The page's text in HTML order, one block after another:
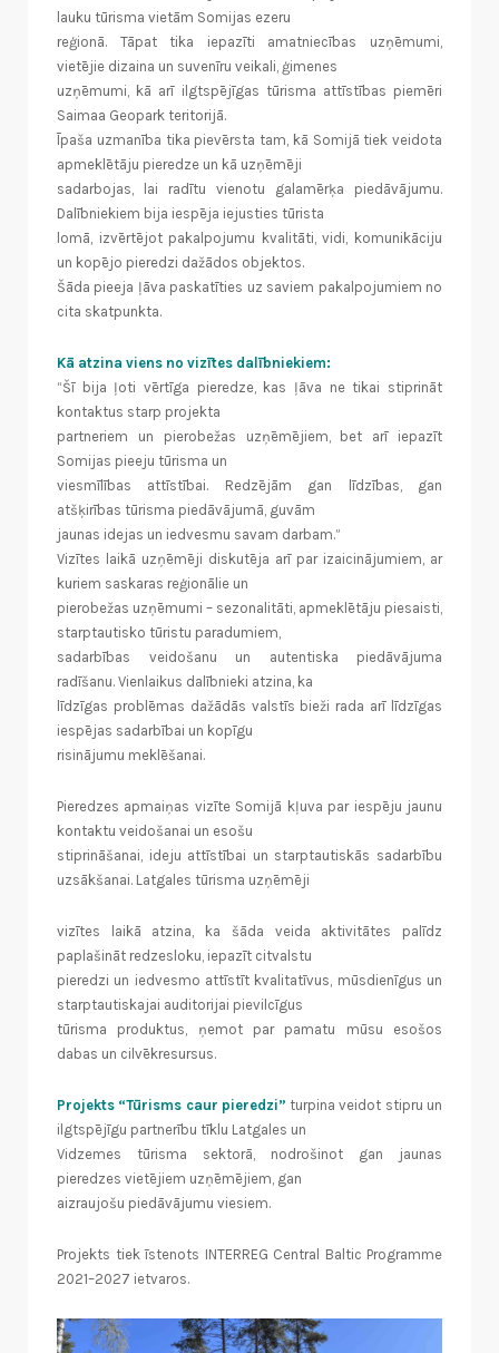
lauku tūrisma vietām Somijas ezeru
reģionā. Tāpat tika iepazīti amatniecības uzņēmumi,
vietējie dizaina un suvenīru veikali, ģimenes
uzņēmumi, kā arī ilgtspējīgas tūrisma attīstības piemēri
Saimaa Geopark teritorijā.
Īpaša uzmanība tika pievērsta tam, kā Somijā tiek veidota
apmeklētāju pieredze un kā uzņēmēji
sadarbojas, lai radītu vienotu galamērķa piedāvājumu.
Dalībniekiem bija iespēja iejusties tūrista
lomā, izvērtējot pakalpojumu kvalitāti, vidi, komunikāciju
un kopējo pieredzi dažādos objektos.
Šāda pieeja ļāva paskatīties uz saviem pakalpojumiem no
cita skatpunkta.
Kā atzina viens no vizītes dalībniekiem:
“Šī bija ļoti vērtīga pieredze, kas ļāva ne tikai stiprināt
kontaktus starp projekta
partneriem un pierobežas uzņēmējiem, bet arī iepazīt
Somijas pieeju tūrisma un
viesmīlības attīstībai. Redzējām gan līdzības, gan
atšķirības tūrisma piedāvājumā, guvām
jaunas idejas un iedvesmu savam darbam.”
Vizītes laikā uzņēmēji diskutēja arī par izaicinājumiem, ar
kuriem saskaras reģionālie un
pierobežas uzņēmumi – sezonalitāti, apmeklētāju piesaisti,
starptautisko tūristu paradumiem,
sadarbības veidošanu un autentiska piedāvājuma
radīšanu. Vienlaikus dalībnieki atzina, ka
līdzīgas problēmas dažādās valstīs bieži rada arī līdzīgas
iespējas sadarbībai un kopīgu
risinājumu meklēšanai.
Pieredzes apmaiņas vizīte Somijā kļuva par iespēju jaunu
kontaktu veidošanai un esošu
stiprināšanai, ideju attīstībai un starptautiskās sadarbību
uzsākšanai. Latgales tūrisma uzņēmēji
vizītes laikā atzina, ka šāda veida aktivitātes palīdz
paplašināt redzesloku, iepazīt citvalstu
pieredzi un iedvesmo attīstīt kvalitatīvus, mūsdienīgus un
starptautiskajai auditorijai pievilcīgus
tūrisma produktus, ņemot par pamatu mūsu esošos
dabas un cilvēkresursus.
Projekts “Tūrisms caur pieredzi” turpina veidot stipru un
ilgtspējīgu partnerību tīklu Latgales un
Vidzemes tūrisma sektorā, nodrošinot gan jaunas
pieredzes vietējiem uzņēmējiem, gan
aizraujošu piedāvājumu viesiem.
Projekts tiek īstenots INTERREG Central Baltic Programme
2021–2027 ietvaros.